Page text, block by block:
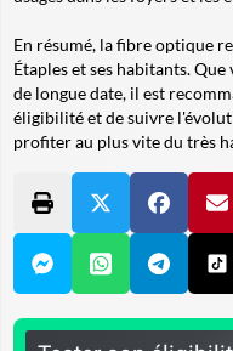
En résumé, la fibre optique
Étaples et ses habitants.
de longue date, il est
éligibilité et de suivre
profiter au plus vite du très